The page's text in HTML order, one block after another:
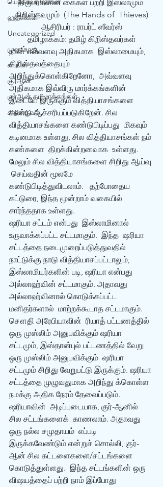
ஹதீஸ்கள்
Uncategorized
முஹம்மது
பைபிள்
குர்‍ஆன்
குர்‍ஆன் தமிழாக்கங்கள்
கிறிஸ்தவம்
திருடர்களின் கைகள் பற்றி இஸ்லாமும்
கிறிஸ்தவமும்  (The Hands of  Thieves)
ஆசிரியர் : ராபர்ட் ஸீவர்ஸ்
தமிழாக்கம்: தமிழ் கிறிஸ்தவர்கள்
நான் எவ்வளவு அதிகமாக  இஸ்லாமையும்,
கிறிஸ்தவத்தையும்
அறிந்துக்கொள்கிறேனோ,  அவ்வளவு
அதிகமாக இவ்விரு மார்க்கங்களின்
இடையே இருக்கும் வித்தியாசங்களை
கண்டு ஆச்சரியப்படுகிறேன். சில
வித்தியாசங்களை கண்டுபிடிப்பது  மிகவும்
கடினமாக உள்ளது, சில வித்தியாசங்கள் நம்
கண்களை  திறக்கின்றனவாக  உள்ளது.
மேலும் சில வித்தியாசங்களை சிறிது ஆய்வு
செய்வதின் மூலமே
கண்டுபிடித்துவிடலாம்.   தற்போதைய
கட்டுரை, இந்த மூன்றாம் வகையில்
சார்ந்ததாக உள்ளது.
ஷரியா சட்டம் என்பது  இஸ்லாமினால்
உருவாக்கப்பட்ட சட்டமாகும்.  இந்த  ஷரியா
சட்டத்தை நடைமுறைப்படுத்துவதில்
நாட்டுக்கு நாடு வித்தியாசப்பட்டாலும்,
இஸ்லாமியர்களின் படி, ஷரியா என்பது
அல்லாஹ்வின் சட்டமாகும். அதாவது
அல்லாஹ்வினால் கொடுக்கப்பட்ட
மனிதர்களால்  மாற்றக்கூடாத சட்டமாகும்.
சௌதி அரேபியாவின்  ரியாத் பட்டணத்தில்
ஒரு முஸ்லிம் அனுபவிக்கும் ஷரியா
சட்டமும், இஸ்தான்புல் பட்டணத்தில் வேறு
ஒரு முஸ்லிம் அனுபவிக்கும்  ஷரியா
சட்டமும் சிறிது வேறுபட்டு இருக்கும். ஷரியா
சட்டத்தை முழுவதுமாக அறிந்து க்கொள்ள
நமக்கு அதிக நேரம் தேவைப்படும்.
ஷரியாவின்  அடிப்படையாக, குர்-ஆனில்
சில சட்டங்களைக்  காணலாம். அதாவது
ஒரு நல்ல சமுதாயம்  எப்படி
இருக்கவேண்டும் என்றுச் சொல்லி, குர்-
ஆன் சில கட்டளைகளை/சட்டங்களை
கொடுத்துள்ளது.  இந்த சட்டங்களின் ஒரு
விஷயத்தைப் பற்றி நாம் இப்போது